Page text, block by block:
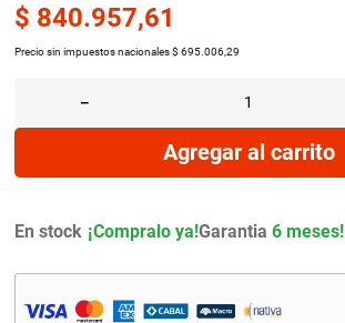
$ 840.957,61
Precio sin impuestos nacionales $ 695. 006 29
－
Agregar al carrito
En stock Garantia 6 meses!
5
bora
bmw
9.
citroen c4
10
aveo